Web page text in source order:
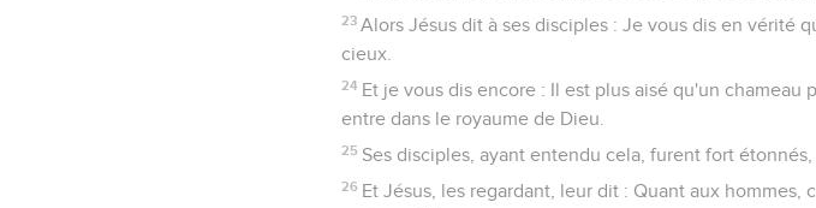
23 Alors Jésus dit à ses disciples : Je vous dis en vérité
cieux.
24 Et je vous dis encore : Il est plus aisé qu'un
entre dans le royaume de Dieu.
25 Ses disciples, ayant entendu cela, furent fort
26 Et Jésus, les regardant, leur dit : Quant aux